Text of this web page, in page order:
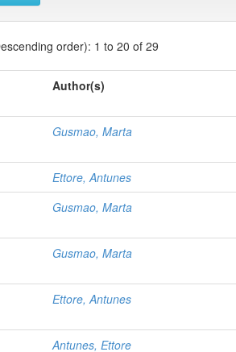
order): 1 to 20 of 29
Author(s)
Gusmao, Marta
Ettore, Antunes
Gusmao, Marta
Gusmao, Marta
Ettore, Antunes
Antunes, Ettore